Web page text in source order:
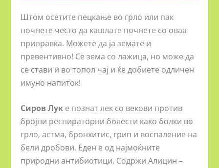
Штом осетите пецкање во грло или пак
почнете често да кашлате почнете со оваа
приправка. Можете да ја земате и
превентивно! Се зема со лажица, но може да
се стави и во топол чај и ќе добиете одличен
имуно напиток!
Сиров Лук е познат лек со векови против
бројни респираторни болести како болки во
грло, астма, бронхитис, грип и воспаление на
бели дробови. Еден е од најмоќните
природни антибиотици. Содржи Алицин –